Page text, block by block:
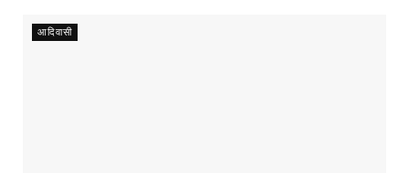
आदिवासी